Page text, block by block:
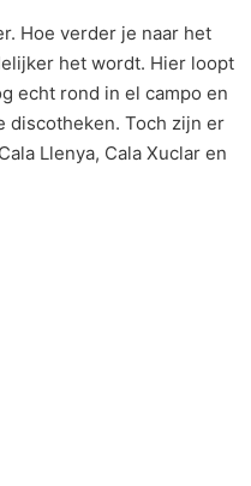
Hoe verder je naar het
het wordt. Hier loopt
echt rond in el campo en
discotheken. Toch zijn er
Llenya, Cala Xuclar en